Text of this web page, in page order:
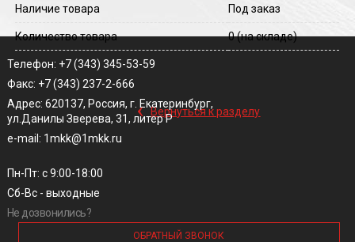
Наличие товара Под заказ
Количество товара 0(на складе)
‹ Вернуться к разделу
Телефон: +7 (343) 345-53-59
Факс: +7 (343) 237-2-666
Адрес: 620137, Россия, г. Екатеринбург,
ул.Данилы Зверева, 31, литер Р
e-mail: 1mkk@1mkk.ru
Пн-Пт: с 9:00-18:00
Сб-Вс - выходные
Не дозвонились?
ОБРАТНЫЙ ЗВОНОК